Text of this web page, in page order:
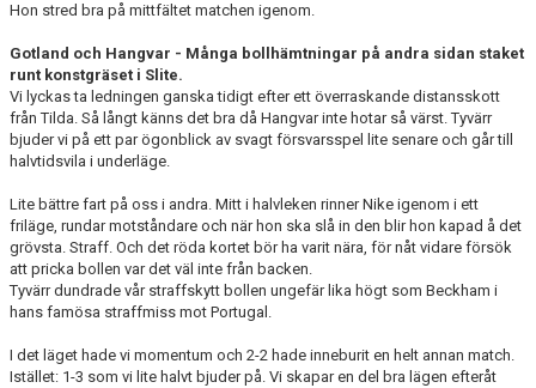
Hon stred bra på mittfältet matchen igenom.
Gotland och Hangvar - Många bollhämtningar på andra sidan staket
runt konstgräset i Slite.
Vi lyckas ta ledningen ganska tidigt efter ett överraskande distansskott
från Tilda. Så långt känns det bra då Hangvar inte hotar så värst. Tyvärr
bjuder vi på ett par ögonblick av svagt försvarsspel lite senare och går till
halvtidsvila i underläge.
Lite bättre fart på oss i andra. Mitt i halvleken rinner Nike igenom i ett
friläge, rundar motståndare och när hon ska slå in den blir hon kapad å det
grövsta. Straff. Och det röda kortet bör ha varit nära, för nåt vidare försök
att pricka bollen var det väl inte från backen.
Tyvärr dundrade vår straffskytt bollen ungefär lika högt som Beckham i
hans famösa straffmiss mot Portugal.
I det läget hade vi momentum och 2-2 hade inneburit en helt annan match.
Istället: 1-3 som vi lite halvt bjuder på. Vi skapar en del bra lägen efteråt